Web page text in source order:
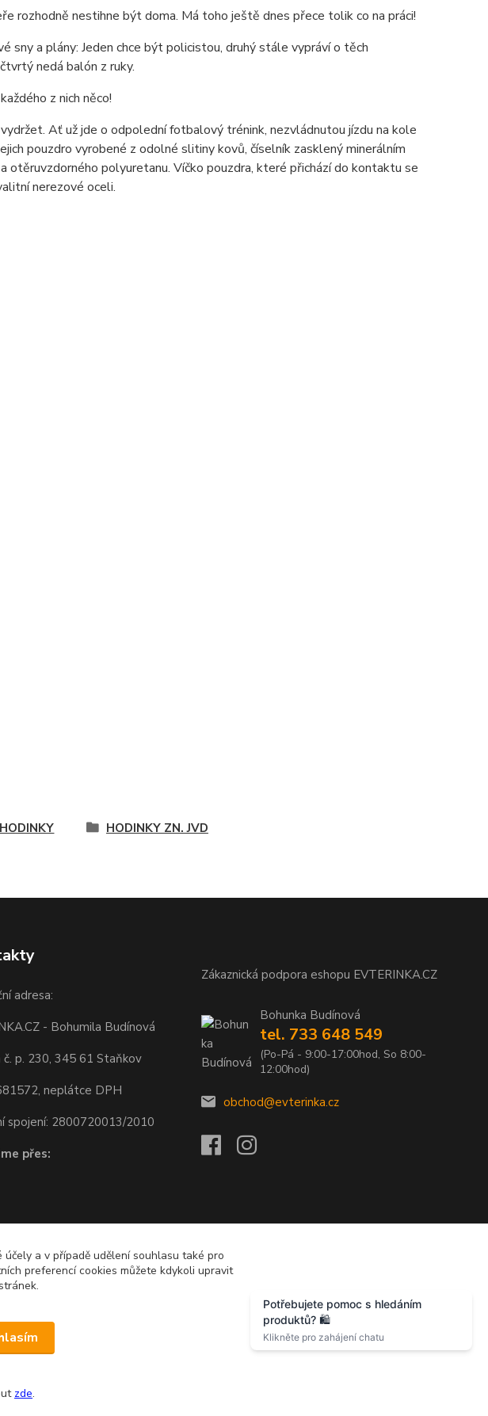
rozhodně nestihne být doma. Má toho ještě dnes přece tolik co na práci!
sny a plány: Jeden chce být policistou, druhý stále vypráví o těch
nedá balón z ruky.
z nich něco!
Ať už jde o odpolední fotbalový trénink, nezvládnutou jízdu na kole
pouzdro vyrobené z odolné slitiny kovů, číselník zasklený minerálním
otěruvzdorného polyuretanu. Víčko pouzdra, které přichází do kontaktu se
nerezové oceli.
HODINKY ZN. JVD
adresa:
- Bohumila Budínová
č. p. 230, 345 61 Staňkov
neplátce DPH
spojení: 2800720013/2010
přes:
Zákaznická podpora eshopu EVTERINKA.CZ
Bohunka Budínová
tel. 733 648 549
(Po-Pá - 9:00-17:00hod, So 8:00-
12:00hod)
obchod@evterinka.cz
Vytvořeno na Eshop-rychle.cz
a v případě udělení souhlasu také pro
preferencí cookies můžete kdykoli upravit
zde.